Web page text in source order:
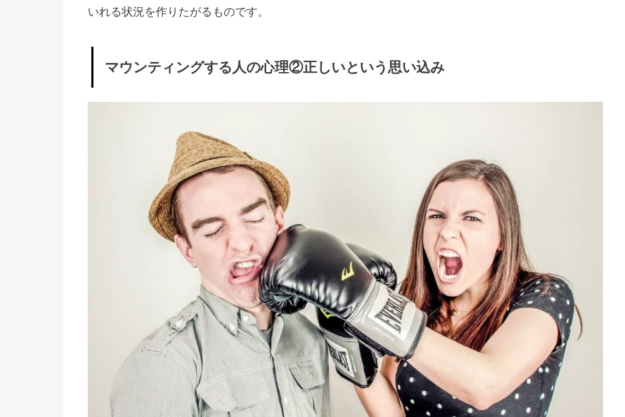
ン
ン
る
人
の
心
理
②
正
と
う
思
い
いれる状況を作りたがるものです。
マウンティングする人の心理②正しいという思い込み